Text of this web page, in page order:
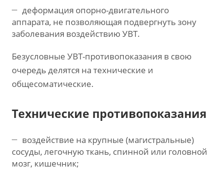
деформация опорно-двигательного
аппарата, не позволяющая подвергнуть зону
заболевания воздействию УВТ.
Безусловные УВТ-противопоказания в свою
очередь делятся на технические и
общесоматические.
Технические противопоказания
воздействие на крупные (магистральные)
сосуды, легочную ткань, спинной или головной
мозг, кишечник;